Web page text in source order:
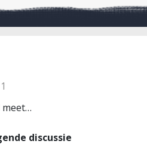
meet…
discussie